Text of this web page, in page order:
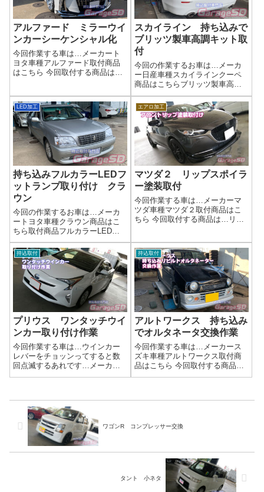
アルファード ミラーウイ
ンカーシーケンシャル化
今回作業する車は…メーカート
ヨタ車種アルファード取付商品
はこちら 今回取付する商品は…
ンカーは流れないので、こちら
のキットで流れるウインカー
に！作業写真車検対応...
スカイライン 持ち込みで
ブリッツ製車高調キット取
付
今回の作業するお車は…メーカ
ー日産車種スカイラインクーペ
商品はこちらブリッツ製車高調
キットネットで買った車高調、
持ち込み取り付けOK！理想の足
回りを手軽に実現しませんか？
「せっかく手に入れた車高調キ
ット、取り付けはプロに任せた
い！」 当店な...
LED加工
持ち込みフルカラーLEDフ
ットランプ取り付け クラ
ウン
今回の作業するお車は…メーカ
ートヨタ車種クラウン商品はこ
ちら取付商品フルカラーLEDフ
ットランプキット CEP製完了
画像華やかに(^_-)-☆🚗 外装ドレ
スアップ・持ち込みパーツ施工
のご案内当店では、お客様がご
自身で選ばれた 持ち込みパー
ツ...
エアロ加工
マツダ２ リップスポイラ
ー塗装取付
今回作業する車は…メーカーマ
ツダ車種マツダ２取付商品はこ
ちら 今回取付する商品は…リッ
します。作業完了鈑金塗装やエ
アロパーツ塗装などもガレージ
ＳＤにお任せください(^^)/作業時
間(目...
持込取付
プリウス ワンタッチウイ
ンカー取り付け作業
今回作業する車は…ウインカー
レバーをチョッンってすると数
回点滅するあれです…メーカー
トヨタ車種プリウス取付商品は
ますよ！付いている車に一度乗
ってしまうと無いと不便に感じ
るやつです...
持込取付
アルトワークス 持ち込み
でオルタネータ交換作業
今回作業する車は…メーカース
ズキ車種アルトワークス取付商
品はこちら 今回取付する商品
は…ジャパンリビルト オルタ
箱に入れて送ってしまいましょ
オルタネーターと...
ワゴンR コンプレッサー交換
タント 小ネタ